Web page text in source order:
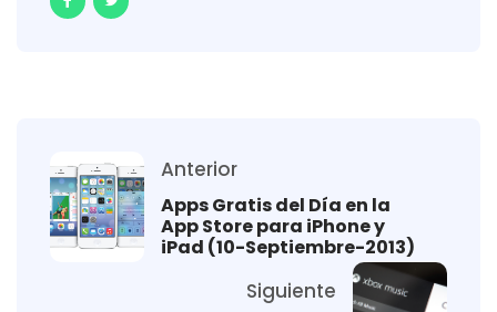
Anterior
Apps Gratis del Día en la
App Store para iPhone y
iPad (10-Septiembre-2013)
Siguiente